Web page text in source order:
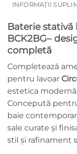
INFORMAȚII
Baterie
BCK2BG–
completă
Completează
pentru lavoar
estetica
Concepută
baie
sale curate și
stil și rafinament